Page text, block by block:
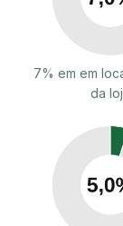
7% em em
da